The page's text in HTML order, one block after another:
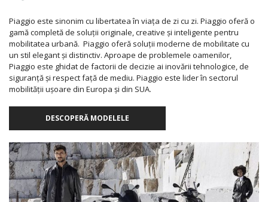
Piaggio este sinonim cu libertatea în viața de zi cu zi. Piaggio oferă o
gamă completă de soluții originale, creative și inteligente pentru
mobilitatea urbană. Piaggio oferă soluții moderne de mobilitate cu
un stil elegant și distinctiv. Aproape de problemele oamenilor,
Piaggio este ghidat de factorii de decizie ai inovării tehnologice, de
siguranță și respect față de mediu. Piaggio este lider în sectorul
mobilității ușoare din Europa și din SUA.
DESCOPERĂ MODELELE